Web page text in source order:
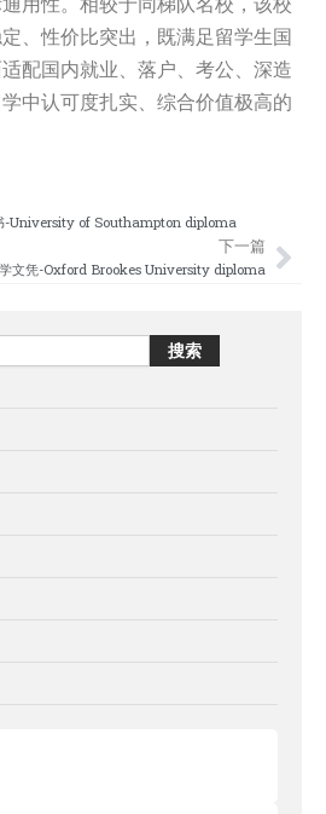
用性。相较于同梯队名校，该校
、性价比突出，既满足留学生国
配国内就业、落户、考公、深造
中认可度扎实、综合价值极高的
-University of Southampton diploma
下一篇
文凭-Oxford Brookes University diploma
搜索